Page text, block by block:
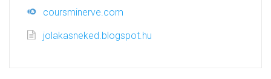
coursminerve.com
jolakasneked.blogspot.hu